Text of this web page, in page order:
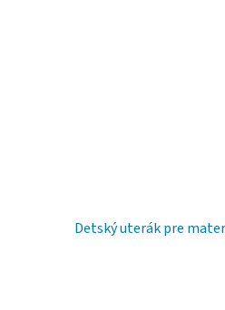
Detský uterák pre